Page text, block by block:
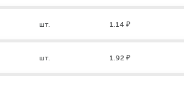
шт. 1.14 ₽
шт. 1.92 ₽